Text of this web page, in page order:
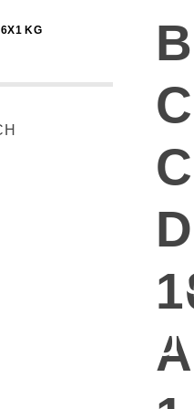
KG